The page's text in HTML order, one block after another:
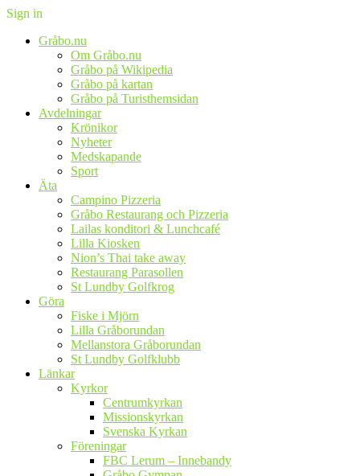
Sign in
Gråbo.nu
Om Gråbo.nu
Gråbo på Wikipedia
Gråbo på kartan
Gråbo på Turisthemsidan
Avdelningar
Krönikor
Nyheter
Medskapande
Sport
Äta
Campino Pizzeria
Gråbo Restaurang och Pizzeria
Lailas konditori & Lunchcafé
Lilla Kiosken
Nion’s Thai take away
Restaurang Parasollen
St Lundby Golfkrog
Göra
Fiske i Mjörn
Lilla Gråborundan
Mellanstora Gråborundan
St Lundby Golfklubb
Länkar
Kyrkor
Centrumkyrkan
Missionskyrkan
Svenska Kyrkan
Föreningar
FBC Lerum – Innebandy